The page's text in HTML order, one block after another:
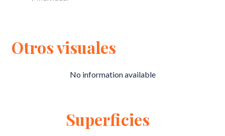
Otros visuales
No information available
Superficies